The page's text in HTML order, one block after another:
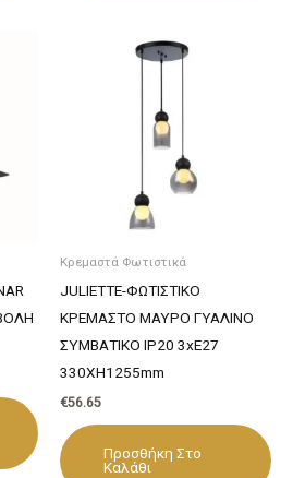
Κρεμαστά Φωτιστικά
JULIETTE-ΦΩΤΙΣΤΙΚΟ
ΚΡΕΜΑΣΤΟ ΜΑΥΡΟ ΓΥΑΛΙΝΟ
ΣΥΜΒΑΤΙΚΟ ΙΡ20 3xΕ27
330XH1255mm
€56.65
Προσθήκη Στο
Καλάθι